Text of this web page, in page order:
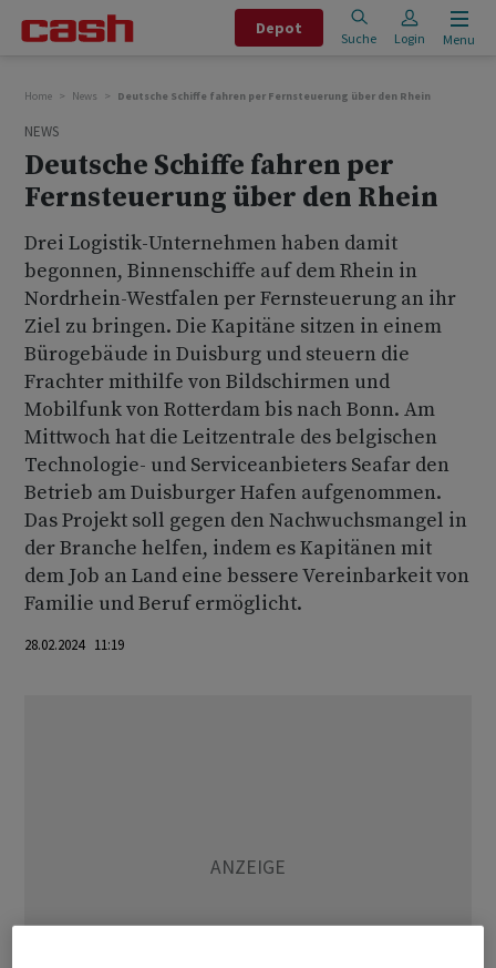
Depot
Suche Login Menu
Home News Deutsche Schiffe fahren per Fernsteuerung über den Rhein
NEWS
Deutsche Schiffe fahren per
Fernsteuerung über den Rhein
Drei Logistik-Unternehmen haben damit
begonnen, Binnenschiffe auf dem Rhein in
Nordrhein-Westfalen per Fernsteuerung an ihr
Ziel zu bringen. Die Kapitäne sitzen in einem
Bürogebäude in Duisburg und steuern die
Frachter mithilfe von Bildschirmen und
Mobilfunk von Rotterdam bis nach Bonn. Am
Mittwoch hat die Leitzentrale des belgischen
Technologie- und Serviceanbieters Seafar den
Betrieb am Duisburger Hafen aufgenommen.
Das Projekt soll gegen den Nachwuchsmangel in
der Branche helfen, indem es Kapitänen mit
dem Job an Land eine bessere Vereinbarkeit von
Familie und Beruf ermöglicht.
28.02.2024 11:19